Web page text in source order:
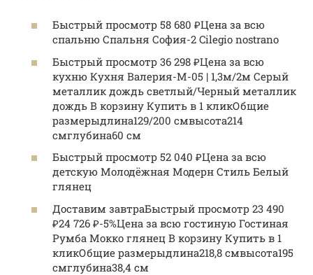
Быстрый просмотр 58 680 ₽Цена за всю
спальню Спальня София-2 Cilegio nostrano
Быстрый просмотр 36 298 ₽Цена за всю
кухню Кухня Валерия-М-05 | 1,3м/2м Серый
металлик дождь светлый/Черный металлик
дождь В корзину Купить в 1 кликОбщие
размерыдлина129/200 смвысота214
смглубина60 см
Быстрый просмотр 52 040 ₽Цена за всю
детскую Молодёжная Модерн Стиль Белый
глянец
Доставим завтраБыстрый просмотр 23 490
₽24 726 ₽-5%Цена за всю гостиную Гостиная
Румба Мокко глянец В корзину Купить в 1
кликОбщие размерыдлина218,8 смвысота195
смглубина38,4 см